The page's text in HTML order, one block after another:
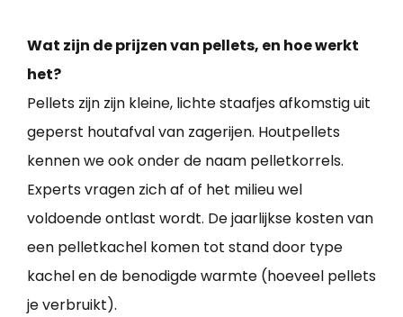
Wat zijn de prijzen van pellets, en hoe werkt
het?
Pellets zijn zijn kleine, lichte staafjes afkomstig uit
geperst houtafval van zagerijen. Houtpellets
kennen we ook onder de naam pelletkorrels.
Experts vragen zich af of het milieu wel
voldoende ontlast wordt. De jaarlijkse kosten van
een pelletkachel komen tot stand door type
kachel en de benodigde warmte (hoeveel pellets
je verbruikt).